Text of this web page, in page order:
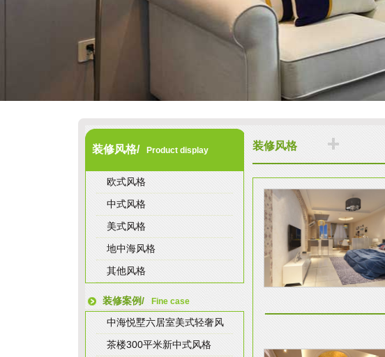
装修风格/ Product display
欧式风格
中式风格
美式风格
地中海风格
其他风格
装修案例/ Fine case
中海悦墅六居室美式轻奢风
茶楼300平米新中式风格
装修风格